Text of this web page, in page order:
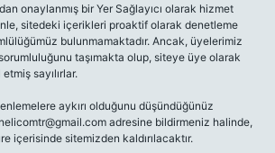
onaylanmış bir Yer Sağlayıcı olarak hizmet
sitedeki içerikleri proaktif olarak denetleme
bulunmamaktadır. Ancak, üyelerimiz
taşımakta olup, siteye üye olarak
sayılırlar.
aykırı olduğunu düşündüğünüz
adresine bildirmeniz halinde,
içerisinde sitemizden kaldırılacaktır.